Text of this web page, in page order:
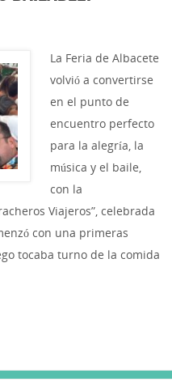
La Feria de Albacete
volvió a convertirse
en el punto de
encuentro perfecto
para la alegría, la
música y el baile,
con la
Viajeros”, celebrada
con una primeras
tocaba turno de la comida